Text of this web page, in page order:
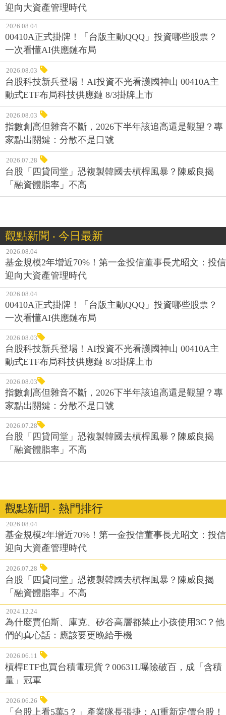
迎向大資產管理時代
2026.08.04
00410A正式掛牌！「台版主動QQQ」投資哪些股票？
一次看懂AI供應鏈布局
2026.08.03
台股科技新兵登場！AI投資不光看護國神山 00410A主
動式ETF布局科技供應鏈 8/3掛牌上市
2026.08.03
指數創高但雜音不斷，2026下半年該追高還是觀望？專
家點出關鍵：分散不是口號
2026.07.28
台股「四貸同堂」恐複製韓國去槓桿風暴？陳威良揭
「融資體脂率」不高
觀點新聞 ‧ 今日最新
2026.08.04
基金規模2年增近70%！第一金投信董事長尤昭文：投信
迎向大資產管理時代
2026.08.04
00410A正式掛牌！「台版主動QQQ」投資哪些股票？
一次看懂AI供應鏈布局
2026.08.03
台股科技新兵登場！AI投資不光看護國神山 00410A主
動式ETF布局科技供應鏈 8/3掛牌上市
2026.08.03
指數創高但雜音不斷，2026下半年該追高還是觀望？專
家點出關鍵：分散不是口號
2026.07.28
台股「四貸同堂」恐複製韓國去槓桿風暴？陳威良揭
「融資體脂率」不高
觀點新聞 ‧ 熱門排行
2026.08.04
基金規模2年增近70%！第一金投信董事長尤昭文：投信
迎向大資產管理時代
2026.07.28
台股「四貸同堂」恐複製韓國去槓桿風暴？陳威良揭
「融資體脂率」不高
2024.12.24
為什麼賈伯斯、庫克、矽谷高層都禁止小孩使用3C？他
們的真心話：應該要更晚給手機
2026.06.11
槓桿ETF也買台積電現貨？00631L曝險破百，成「含積
量」冠軍
2026.06.26
「台股上看5萬5？」產業隊長張捷：AI重新定價台股！